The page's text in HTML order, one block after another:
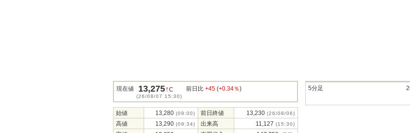
現在値 13,275↑C
(26/08/07 15:30)
前日比 +45 (+0.34％)
始値 13,280 (09:00) 前日終値 13,230 (26/08/06)
高値 13,290 (09:34) 出来高 11,127 (15:30)
5分足